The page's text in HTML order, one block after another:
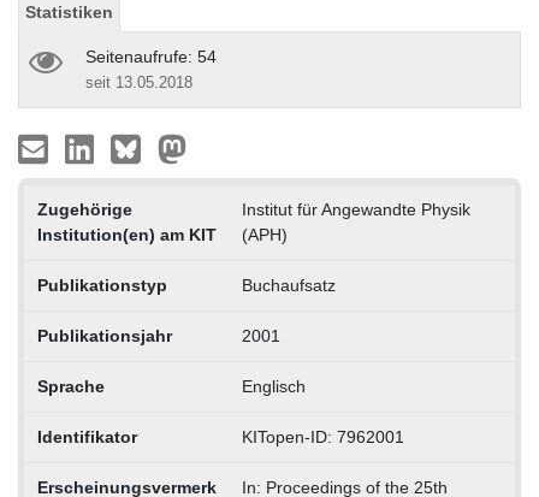
Statistiken
Seitenaufrufe: 54
seit 13.05.2018
Zugehörige
Institution(en) am KIT
Institut für Angewandte Physik
(APH)
Publikationstyp Buchaufsatz
Publikationsjahr 2001
Sprache Englisch
Identifikator KITopen-ID: 7962001
Erscheinungsvermerk In: Proceedings of the 25th